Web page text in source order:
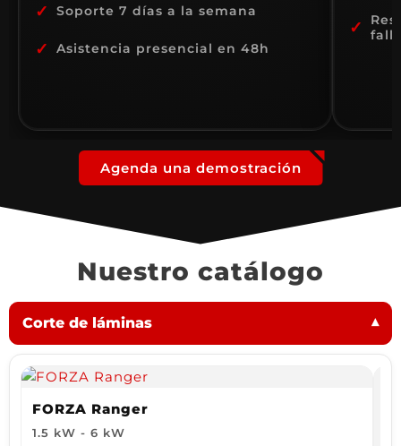
✓ Soporte 7 días a la semana
✓ Asistencia presencial en 48h
✓
Agenda una demostración
Nuestro catálogo
Corte de láminas ▾
FORZA Ranger
1.5 kW - 6 kW